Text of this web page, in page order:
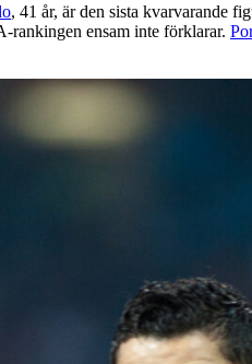
, 41 år, är den sista kvarvarande
rankingen ensam inte förklarar.